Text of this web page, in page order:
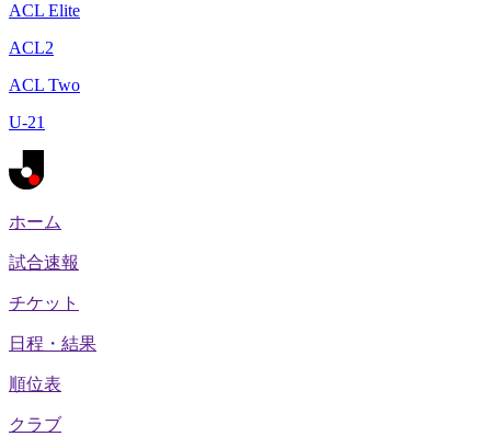
ACL Elite
ACL2
ACL Two
U-21
ホーム
試合速報
チケット
日程・結果
順位表
クラブ